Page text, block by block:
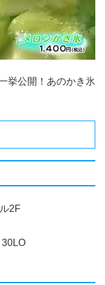
挙公開！あのかき氷
2F